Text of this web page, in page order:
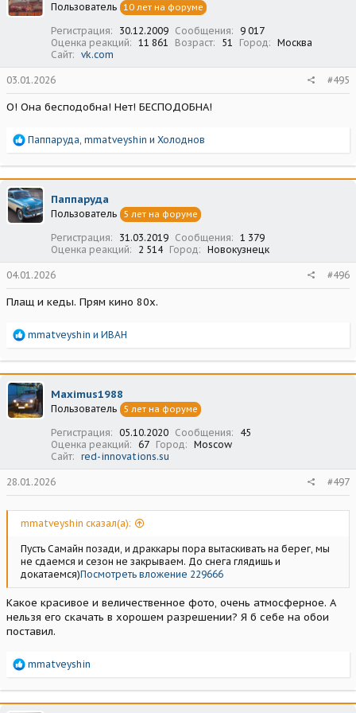
и
Пользователь 10 лет на форуме
Регистрация 30.12.2009 Сообщения
9 017
Оценка реакций
11 861 Возраст 51 Город
Москва
Сайт
vk.com
03.01.2026 #495
О! Она бесподобна! Нет! БЕСПОДОБНА!
Р
а
к
ц
и
и
Паппаруда, mmatveyshin и Холоднов
Паппаруда
Пользователь 5 лет на форуме
Регистрация 31.03.2019 Сообщения
1 379
Оценка реакций
2 514 Город Новокузнецк
04.01.2026 #496
Плащ и кеды. Прям кино 80х.
Р
а
к
ц
и
и
mmatveyshin и ИВАН
Maximus1988
Пользователь 5 лет на форуме
Регистрация 05.10.2020 Сообщения
45
Оценка реакций
67 Город
Moscow
Сайт
red-innovations.su
28.01.2026 #497
mmatveyshin сказал(а):
Пусть Самайн позади, и драккары пора вытаскивать на берег, мы
не сдаемся и сезон не закрываем. До снега глядишь и
докатаемся)Посмотреть вложение 229666
Какое красивое и величественное фото, очень атмосферное. А
нельзя его скачать в хорошем разрешении? Я б себе на обои
поставил.
Р
а
к
mmatveyshin